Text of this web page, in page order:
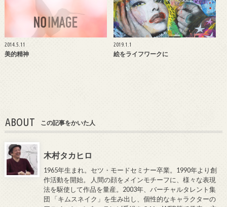
2014.5.11
美的精神
2019.1.1
絵をライフワークに
ABOUT この記事をかいた人
木村タカヒロ
1965年生まれ。セツ・モードセミナー卒業。1990年より創
作活動を開始。 人間の顔をメインモチーフに、様々な表現
法を駆使して作品を量産。2003年、バーチャルタレント集
団 「キムスネイク」を生み出し、個性的なキャラクターの